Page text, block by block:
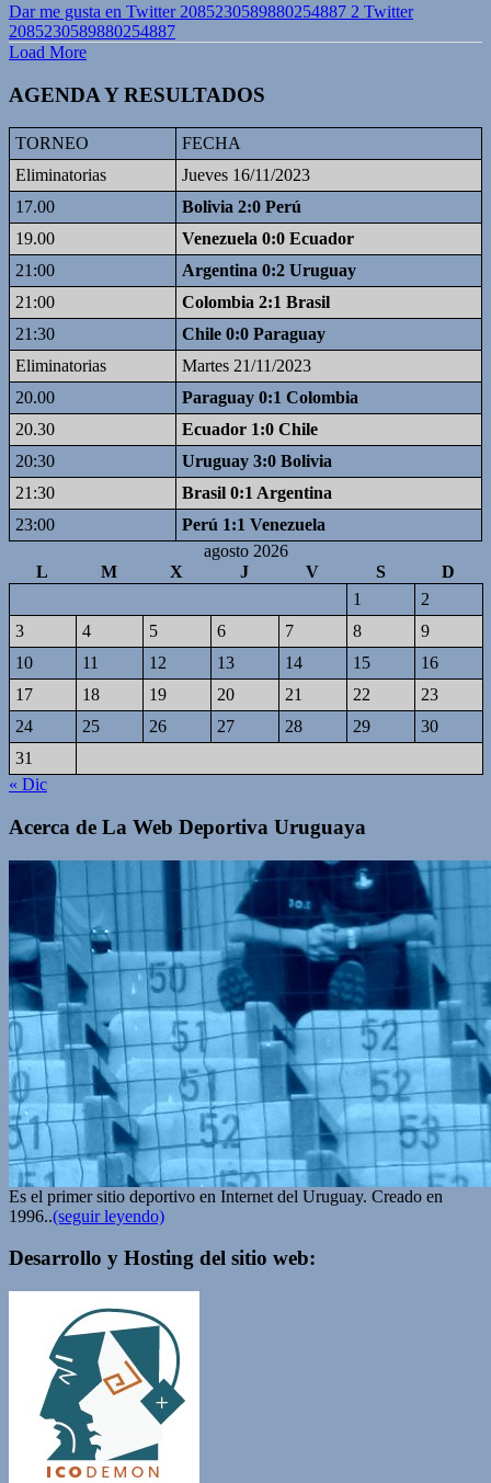
Dar me gusta en Twitter 2085230589880254887 2 Twitter
2085230589880254887
Load More
AGENDA Y RESULTADOS
TORNEO
FECHA
Eliminatorias
Jueves 16/11/2023
17.00
Bolivia 2:0 Perú
19.00
Venezuela 0:0 Ecuador
21:00
Argentina 0:2 Uruguay
21:00
Colombia 2:1 Brasil
21:30
Chile 0:0 Paraguay
Eliminatorias
Martes 21/11/2023
20.00
Paraguay 0:1 Colombia
20.30
Ecuador 1:0 Chile
20:30
Uruguay 3:0 Bolivia
21:30
Brasil 0:1 Argentina
23:00
Perú 1:1 Venezuela
agosto 2026
L
M X J V S
D
1
2
3
4 5 6 7 8
9
10
11 12 13 14 15
16
17
18 19 20 21 22
23
24
25 26 27 28 29
30
31
« Dic
Acerca de La Web Deportiva Uruguaya
Es el primer sitio deportivo en Internet del Uruguay. Creado en
1996..(seguir leyendo)
Desarrollo y Hosting del sitio web: